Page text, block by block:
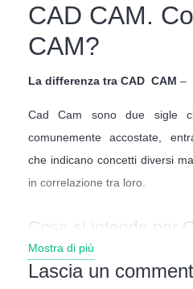
CAD CAM.
CAM?
La differenza tra CAD CAM –
Cad Cam sono due sigle
comunemente accostate,
che indicano concetti diversi
in correlazione tra loro.
Cosa si intende per
CAD sta per “
disegno assistito al computer.
Mostra di più
Lascia un